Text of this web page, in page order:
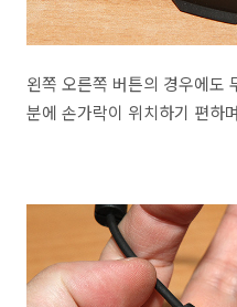
왼쪽 오른쪽 버튼의 경우에도
분에 손가락이 위치하기 편하